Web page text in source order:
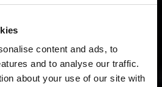
content and ads, to
and to analyse our traffic.
about your use of our site with